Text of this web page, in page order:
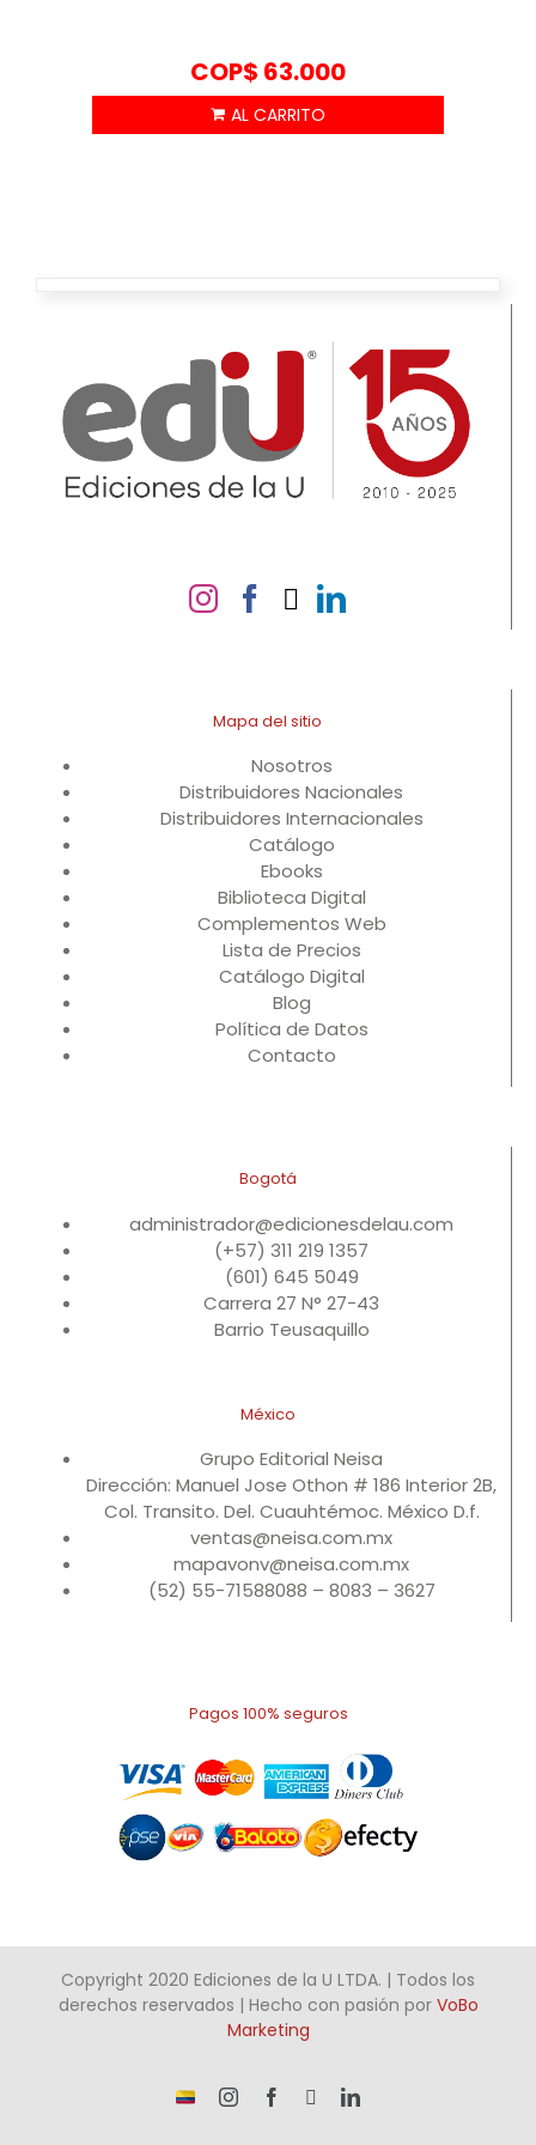
COP$ 63.000
Mapa del sitio
Nosotros
Distribuidores Nacionales
Distribuidores Internacionales
Catálogo
Ebooks
Biblioteca Digital
Complementos Web
Lista de Precios
Catálogo Digital
Blog
Política de Datos
Contacto
Bogotá
administrador@edicionesdelau.com
(+57) 311 219 1357
(601) 645 5049
Carrera 27 N° 27-43
Barrio Teusaquillo
México
Grupo Editorial Neisa
Dirección: Manuel Jose Othon # 186 Interior 2B,
Col. Transito. Del. Cuauhtémoc. México D.f.
ventas@neisa.com.mx
mapavonv@neisa.com.mx
(52) 55-71588088 – 8083 – 3627
Pagos 100% seguros
Copyright 2020 Ediciones de la U LTDA. | Todos los
derechos reservados | Hecho con pasión por VoBo
Marketing
¡Somos InstagramFacebook LinkedIn